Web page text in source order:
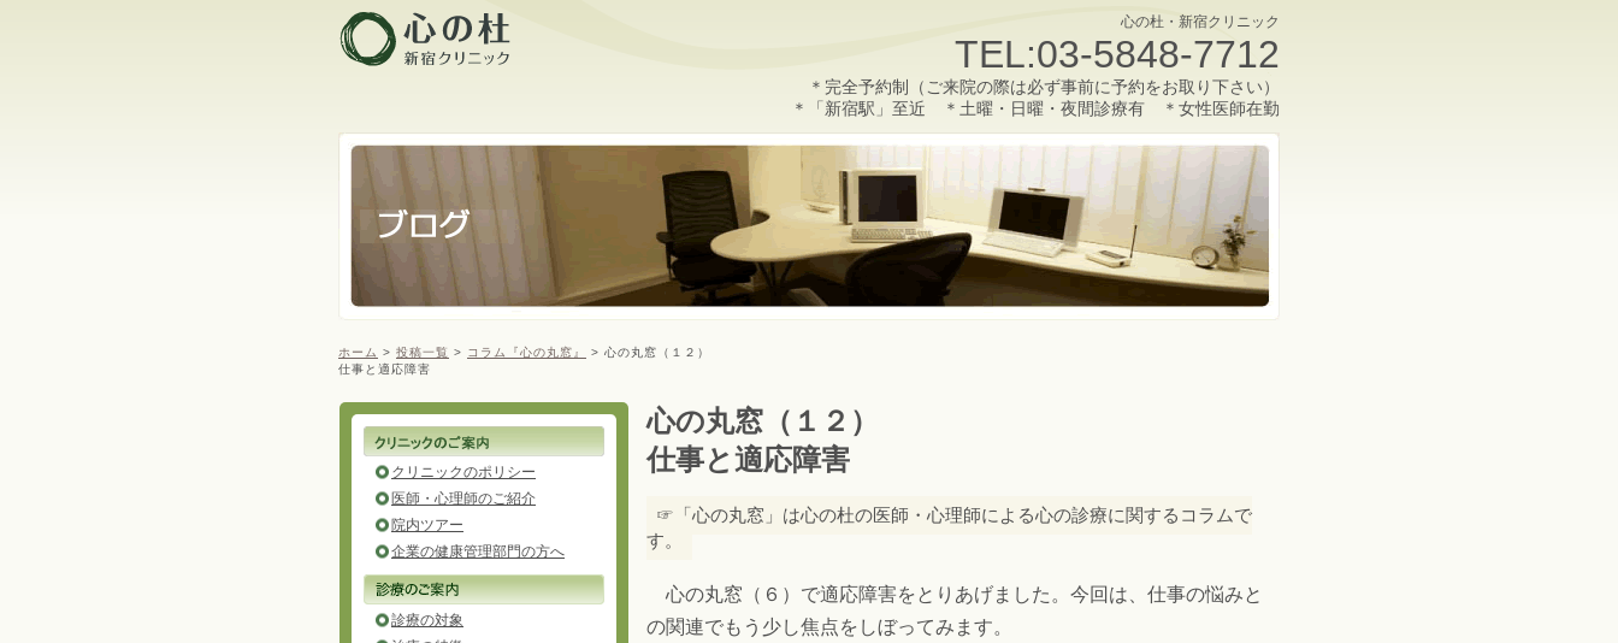
心の杜・新宿クリニック
TEL:03-5848-7712
＊完全予約制（ご来院の際は必ず事前に予約をお取り下さい）
＊「新宿駅」至近 ＊土曜・日曜・夜間診療有 ＊女性医師在勤
ホーム > 投稿一覧 > コラム『心の丸窓』 > 心の丸窓（１２）
仕事と適応障害
クリニックのポリシー
医師・心理師のご紹介
院内ツアー
企業の健康管理部門の方へ
診療の対象
心の丸窓（１２）
仕事と適応障害
☞「心の丸窓」は心の杜の医師・心理師による心の診療に関するコラムで
す。
心の丸窓（６）で適応障害をとりあげました。今回は、仕事の悩みと
の関連でもう少し焦点をしぼってみます。